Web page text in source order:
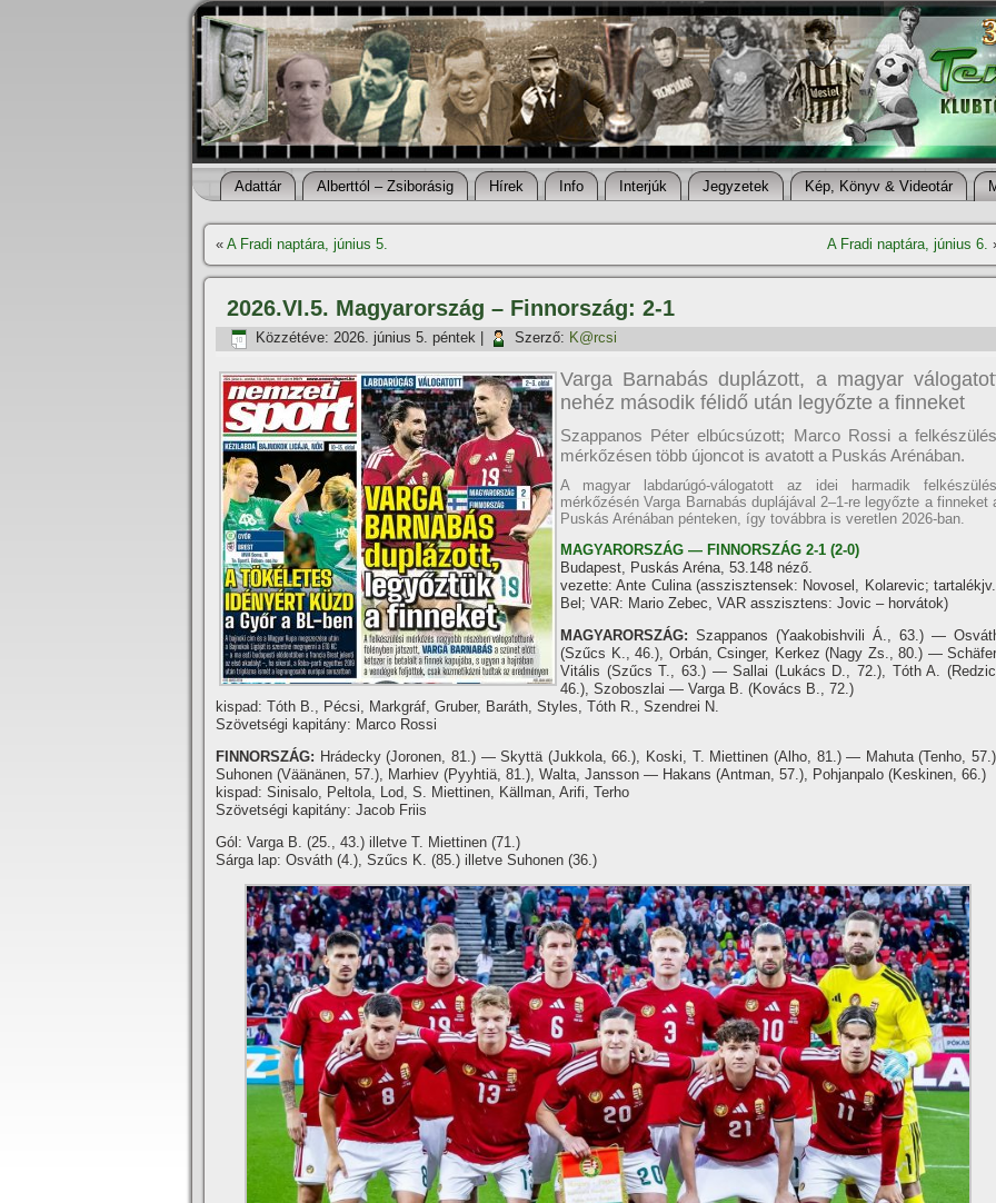
Adattár Alberttól – Zsiborásig Hí­rek Info Interjúk Jegyzetek Kép, Könyv & Videotár
« A Fradi naptára, június 5. A Fradi naptára, június 6.
2026.VI.5. Magyarország – Finnország: 2-1
Közzétéve: 2026. június 5. péntek Szerző: K@rcsi
Varga Barnabás duplázott, a magyar
nehéz második félidő után legyőzte a finneket
Szappanos Péter elbúcsúzott; Marco Rossi a
mérkőzésen több újoncot is avatott a Puskás Arénában.
A magyar labdarúgó-válogatott az idei harmadik
mérkőzésén Varga Barnabás duplájával 2–1-re legyőzte a finneket
Puskás Arénában pénteken, így továbbra is veretlen 2026-ban.
MAGYARORSZÁG — FINNORSZÁG 2-1 (2-0)
Budapest, Puskás Aréna, 53.148 néző.
vezette: Ante Culina (asszisztensek: Novosel, Kolarevic;
Bel; VAR: Mario Zebec, VAR asszisztens: Jovic – horvátok)
MAGYARORSZÁG: Szappanos (Yaakobishvili Á., 63.) —
(Szűcs K., 46.), Orbán, Csinger, Kerkez (Nagy Zs., 80.) —
Vitális (Szűcs T., 63.) — Sallai (Lukács D., 72.), Tóth A.
46.), Szoboszlai — Varga B. (Kovács B., 72.)
kispad: Tóth B., Pécsi, Markgráf, Gruber, Baráth, Styles, Tóth R., Szendrei N.
Szövetségi kapitány: Marco Rossi
FINNORSZÁG: Hrádecky (Joronen, 81.) — Skyttä (Jukkola, 66.), Koski, T. Miettinen (Alho, 81.) — Mahuta (Tenho,
Suhonen (Väänänen, 57.), Marhiev (Pyyhtiä, 81.), Walta, Jansson — Hakans (Antman, 57.), Pohjanpalo (Keskinen, 66.)
kispad: Sinisalo, Peltola, Lod, S. Miettinen, Källman, Arifi, Terho
Szövetségi kapitány: Jacob Friis
Gól: Varga B. (25., 43.) illetve T. Miettinen (71.)
Sárga lap: Osváth (4.), Szűcs K. (85.) illetve Suhonen (36.)